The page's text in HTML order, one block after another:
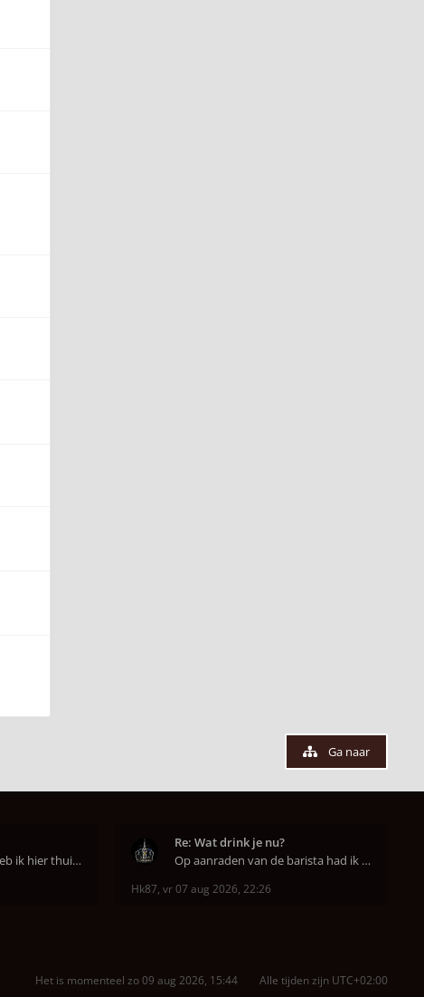
Ga naar
Aha. De purple Rain heb ik hier thuis ook op de mo
Re: Wat drink je nu?
Op aanraden van de barista had ik Purple Rain maa
Hk87, vr 07 aug 2026, 22:26
Alle tijden zijn UTC+02:00
Het is momenteel zo 09 aug 2026, 15:44